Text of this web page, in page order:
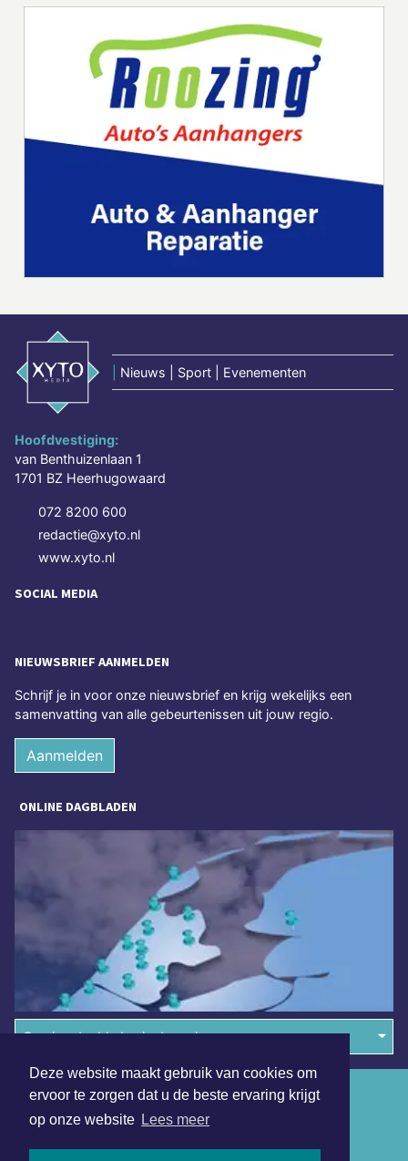
Deze website maakt gebruik van cookies om
ervoor te zorgen dat u de beste ervaring krijgt
op onze website Lees meer
Nieuws | Sport | Evenementen
Hoofdvestiging:
van Benthuizenlaan 1
1701 BZ Heerhugowaard
072 8200 600
redactie@xyto.nl
www.xyto.nl
SOCIAL MEDIA
NIEUWSBRIEF AANMELDEN
Schrijf je in voor onze nieuwsbrief en krijg wekelijks een
samenvatting van alle gebeurtenissen uit jouw regio.
Aanmelden
ONLINE DAGBLADEN
Overige dagbladen in de regio
Algemene voorwaarden
Disclaimer